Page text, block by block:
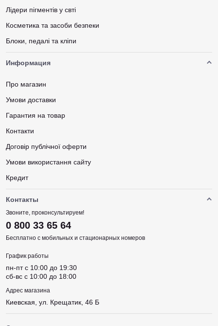
Лідери пігментів у свті
Косметика та засоби безпеки
Блоки, педалі та кліпи
Информация
Про магазин
Умови доставки
Гарантия на товар
Контакти
Договір публічної оферти
Умови використання сайту
Кредит
Контакты
Звоните, проконсультируем!
0 800 33 65 64
Бесплатно с мобильных и стационарных номеров
График работы
пн-пт c 10:00 до 19:30
сб-вс c 10:00 до 18:00
Адрес магазина
Киевская, ул. Крещатик, 46 Б